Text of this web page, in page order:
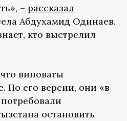
– рассказал
Абдухамид Одинаев.
кто выстрелил
виноваты
По его версии, они «в
остановить